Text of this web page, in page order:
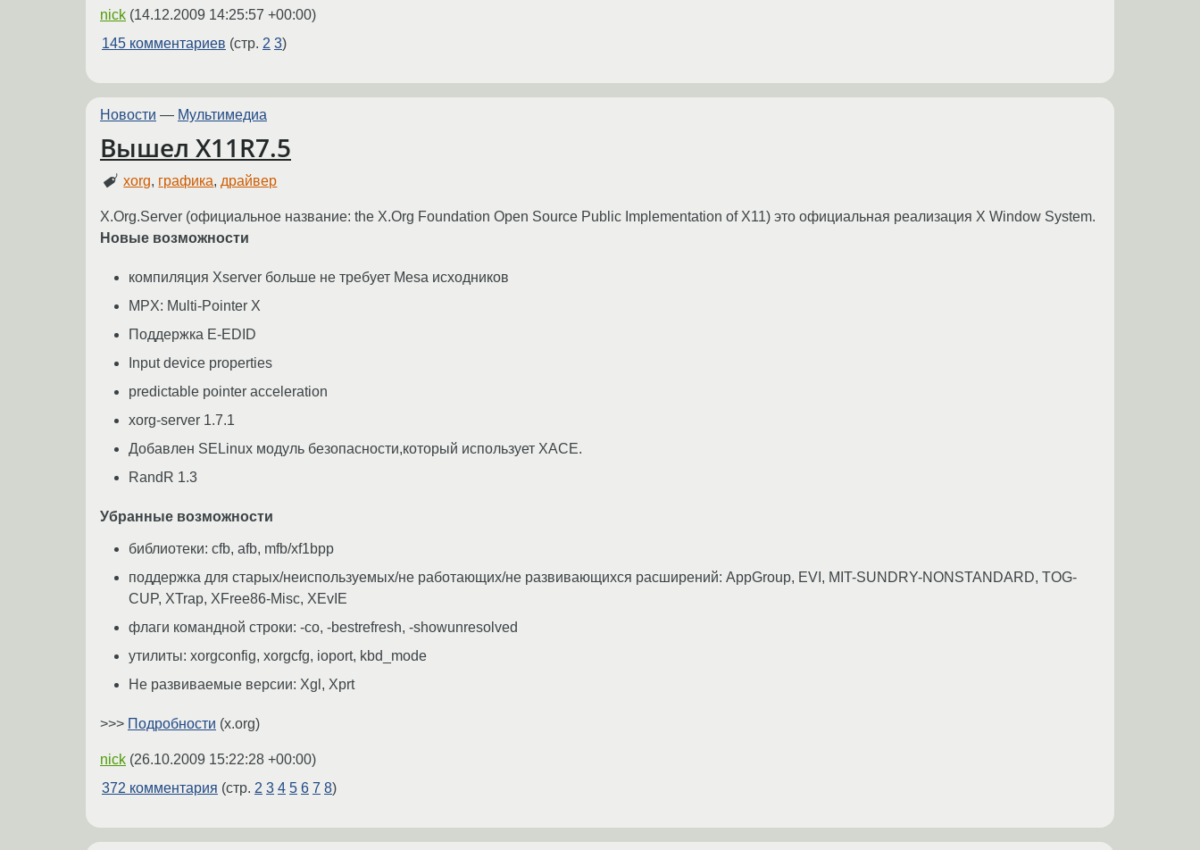
nick (14.12.2009 14:25:57 +00:00)
145 комментариев (стр. 2 3)
Новости — Мультимедиа
Вышел X11R7.5
xorg, графика, драйвер
X.Org.Server (официальное название: the X.Org Foundation Open Source Public Implementation of X11) это официальная реализация X Window System.
Новые возможности
компиляция Xserver больше не требует Mesa исходников
MPX: Multi-Pointer X
Поддержка E-EDID
Input device properties
predictable pointer acceleration
xorg-server 1.7.1
Добавлен SELinux модуль безопасности,который использует XACE.
RandR 1.3
Убранные возможности
библиотеки: cfb, afb, mfb/xf1bpp
поддержка для старых/неиспользуемых/не работающих/не развивающихся расширений: AppGroup, EVI, MIT-SUNDRY-NONSTANDARD, TOG-
CUP, XTrap, XFree86-Misc, XEvIE
флаги командной строки: -co, -bestrefresh, -showunresolved
утилиты: xorgconfig, xorgcfg, ioport, kbd_mode
Не развиваемые версии: Xgl, Xprt
>>> Подробности (x.org)
nick (26.10.2009 15:22:28 +00:00)
372 комментария (стр. 2 3 4 5 6 7 8)